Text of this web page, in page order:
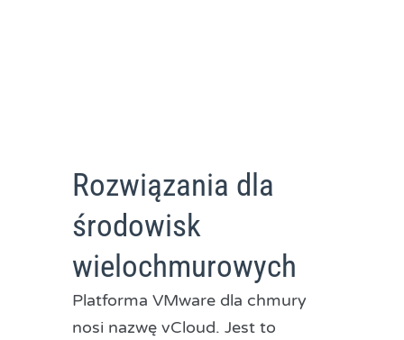
Rozwiązania dla
środowisk
wielochmurowych
Platforma VMware dla chmury
nosi nazwę vCloud. Jest to